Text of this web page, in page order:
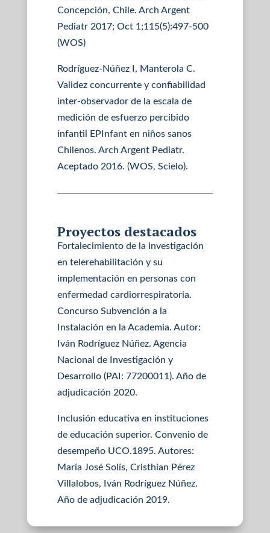
Concepción, Chile. Arch Argent
Pediatr 2017; Oct 1;115(5):497-500
(WOS)
Rodríguez-Núñez I, Manterola C.
Validez concurrente y confiabilidad
inter-observador de la escala de
medición de esfuerzo percibido
infantil EPInfant en niños sanos
Chilenos. Arch Argent Pediatr.
Aceptado 2016. (WOS, Scielo).
Proyectos destacados
Fortalecimiento de la investigación
en telerehabilitación y su
implementación en personas con
enfermedad cardiorrespiratoria.
Concurso Subvención a la
Instalación en la Academia. Autor:
Iván Rodríguez Núñez. Agencia
Nacional de Investigación y
Desarrollo (PAI: 77200011). Año de
adjudicación 2020.
Inclusión educativa en instituciones
de educación superior. Convenio de
desempeño UCO.1895. Autores:
María José Solís, Cristhian Pérez
Villalobos, Iván Rodríguez Núñez.
Año de adjudicación 2019.